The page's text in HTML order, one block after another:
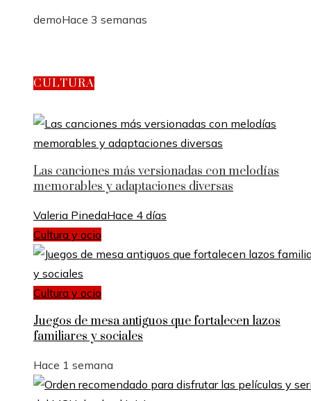
demoHace 3 semanas
CULTURA
Las canciones más versionadas con melodías
memorables y adaptaciones diversas
Valeria PinedaHace 4 días
Cultura y ocio
Cultura y ocio
Juegos de mesa antiguos que fortalecen lazos
familiares y sociales
Hace 1 semana